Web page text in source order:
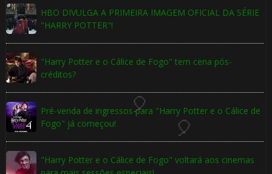
HBO DIVULGA A PRIMEIRA IMAGEM OFICIAL DA SÉRIE
"HARRY POTTER"!
"Harry Potter e o Cálice de Fogo" tem cena pós-
créditos?
Pré-venda de ingressos para "Harry Potter e o Cálice de
Fogo" já começou!
"Harry Potter e o Cálice de Fogo" voltará aos cinemas
🎈
⚡